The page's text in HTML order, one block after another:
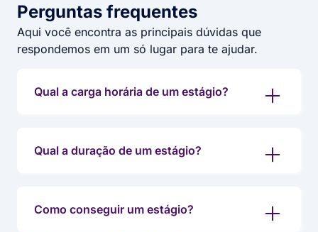
Perguntas frequentes​
Aqui você encontra as principais dúvidas que
respondemos em um só lugar para te ajudar.
Qual a carga horária de um estágio?
Qual a duração de um estágio?
Como conseguir um estágio?